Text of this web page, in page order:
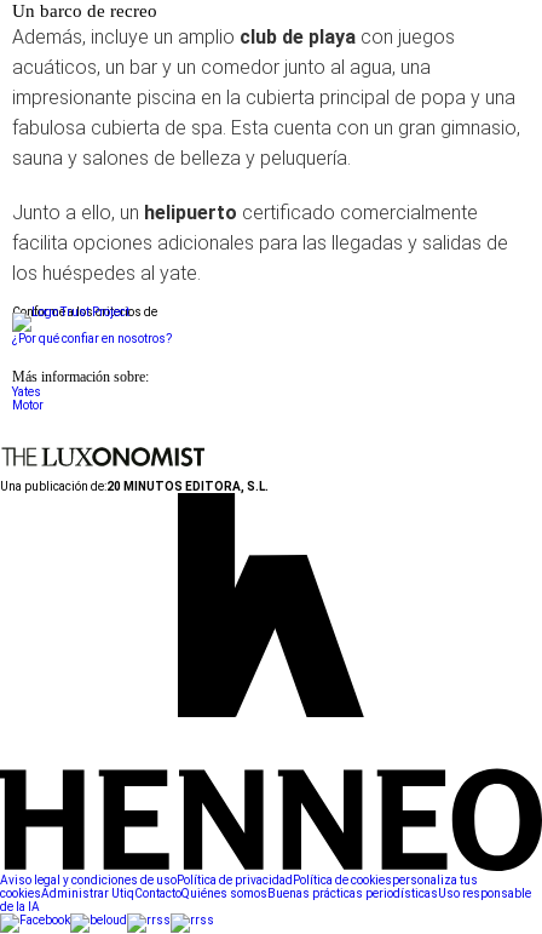
Un barco de recreo
Además, incluye un amplio club de playa con juegos
acuáticos, un bar y un comedor junto al agua, una
impresionante piscina en la cubierta principal de popa y una
fabulosa cubierta de spa. Esta cuenta con un gran gimnasio,
sauna y salones de belleza y peluquería.
Junto a ello, un helipuerto certificado comercialmente
facilita opciones adicionales para las llegadas y salidas de
los huéspedes al yate.
Conforme a los criterios de
¿Por qué confiar en nosotros?
Más información sobre:
Yates
Motor
Una publicación de:20 MINUTOS EDITORA, S.L.
Aviso legal y condiciones de usoPolítica de privacidad Política de cookiespersonaliza tus
cookiesAdministrar UtiqContactoQuiénes somos Buenas prácticas periodísticasUso responsable
de la IA